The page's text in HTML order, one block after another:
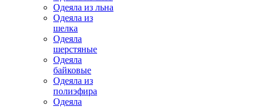
Одеяла из льна
Одеяла из
шелка
Одеяла
шерстяные
Одеяла
байковые
Одеяла из
полиэфира
Одеяла